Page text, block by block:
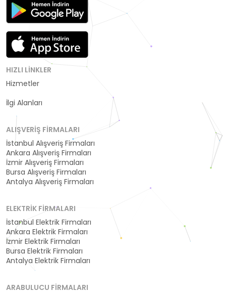
HIZLI LINKLER
Hizmetler
İlgi Alanları
ALIŞVERIŞ FIRMALARI
İstanbul Alışveriş Firmaları
Ankara Alışveriş Firmaları
İzmir Alışveriş Firmaları
Bursa Alışveriş Firmaları
Antalya Alışveriş Firmaları
ELEKTRIK FIRMALARI
İstanbul Elektrik Firmaları
Ankara Elektrik Firmaları
İzmir Elektrik Firmaları
Bursa Elektrik Firmaları
Antalya Elektrik Firmaları
ARABULUCU FIRMALARI